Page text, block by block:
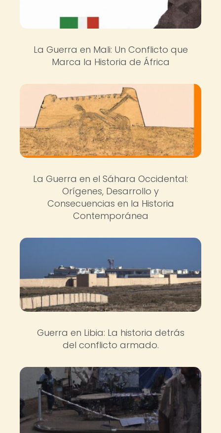
La Guerra en Mali: Un Conflicto que
Marca la Historia de África
La Guerra en el Sáhara Occidental:
Orígenes, Desarrollo y
Consecuencias en la Historia
Contemporánea
Guerra en Libia: La historia detrás
del conflicto armado.